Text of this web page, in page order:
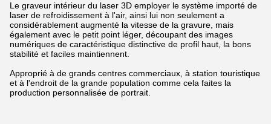
Le graveur intérieur du laser 3D employer le système importé de
laser de refroidissement à l'air, ainsi lui non seulement a
considérablement augmenté la vitesse de la gravure, mais
également avec le petit point léger, découpant des images
numériques de caractéristique distinctive de profil haut, la bons
stabilité et faciles maintiennent.
Approprié à de grands centres commerciaux, à station touristique
et à l'endroit de la grande population comme cela faites la
production personnalisée de portrait.